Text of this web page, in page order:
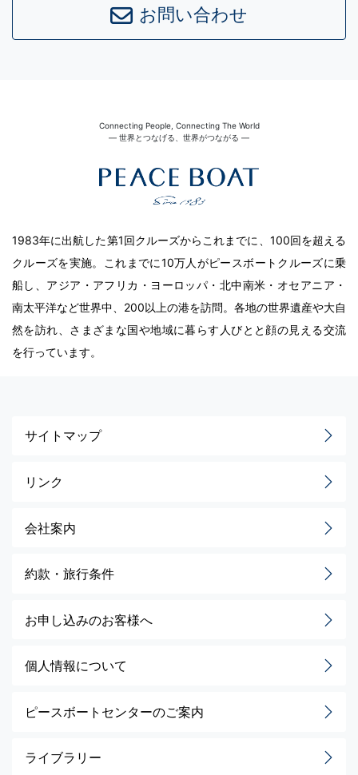
お問い合わせ
Connecting People, Connecting The World
― 世界とつなげる、世界がつながる ―
1983年に出航した第1回クルーズからこれまでに、100回を超える
クルーズを実施。これまでに10万人がピースボートクルーズに乗
船し、アジア・アフリカ・ヨーロッパ・北中南米・オセアニア・
南太平洋など世界中、200以上の港を訪問。各地の世界遺産や大自
然を訪れ、さまざまな国や地域に暮らす人びとと顔の見える交流
を行っています。
サイトマップ
リンク
会社案内
約款・旅行条件
お申し込みのお客様へ
個人情報について
ピースボートセンターのご案内
ライブラリー